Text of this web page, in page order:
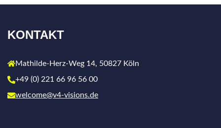
KONTAKT
Mathilde-Herz-Weg 14, 50827 Köln
+49 (0) 221 66 96 56 00
welcome@v4-visions.de